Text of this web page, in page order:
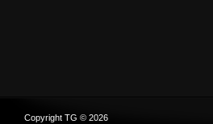
Copyright TG © 2026